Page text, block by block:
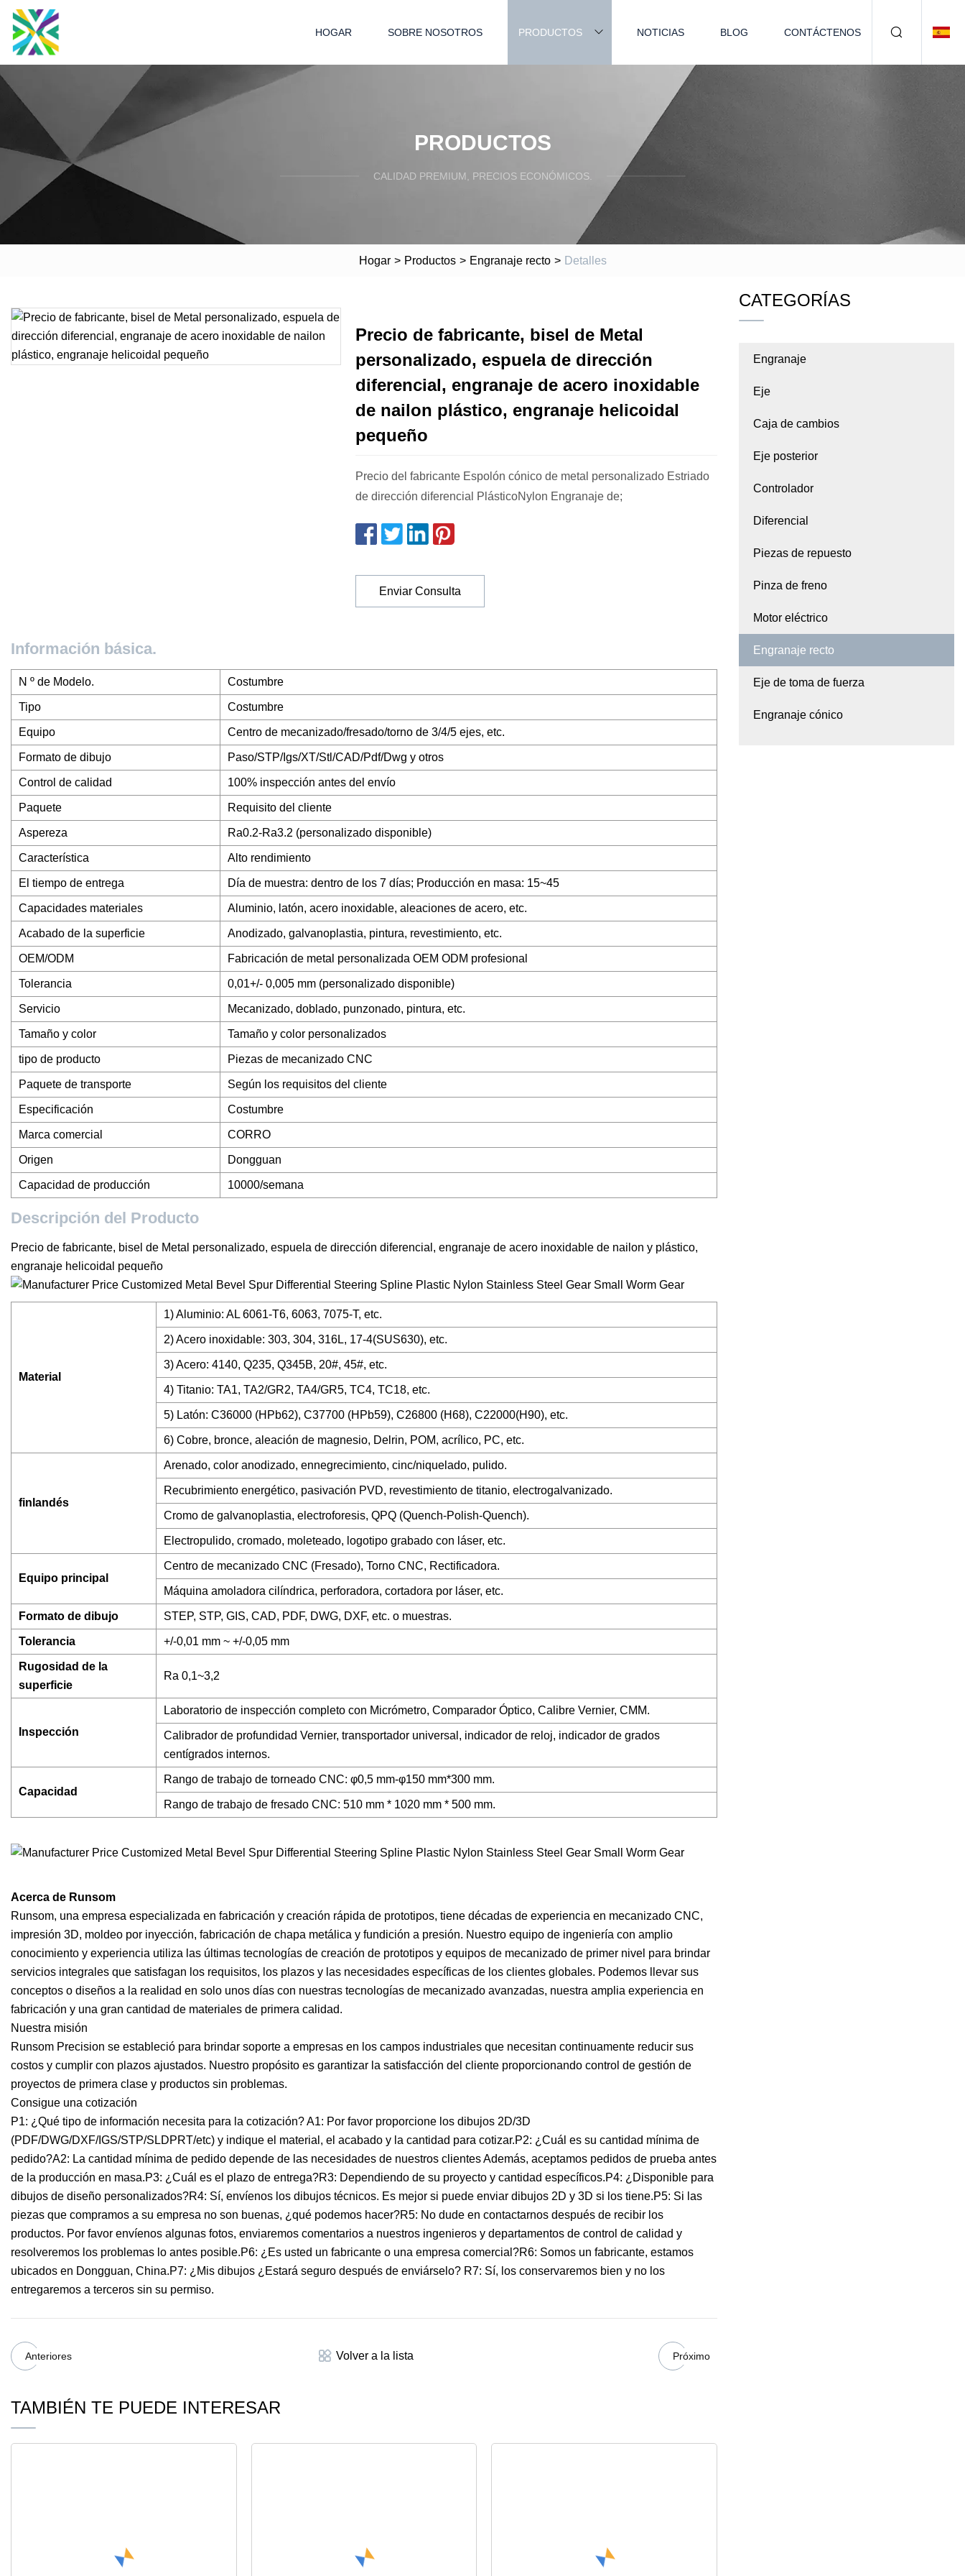
HOGAR SOBRE NOSOTROS PRODUCTOS NOTICIAS BLOG CONTÁCTENOS
PRODUCTOS
CALIDAD PREMIUM, PRECIOS ECONÓMICOS.
Hogar > Productos > Engranaje recto > Detalles
Precio de fabricante, bisel de Metal
personalizado, espuela de dirección
diferencial, engranaje de acero inoxidable
de nailon plástico, engranaje helicoidal
pequeño
Precio del fabricante Espolón cónico de metal personalizado Estriado
de dirección diferencial PlásticoNylon Engranaje de;
Enviar Consulta
Información básica.
N º de Modelo. Costumbre
Tipo Costumbre
Equipo Centro de mecanizado/fresado/torno de 3/4/5 ejes, etc.
Formato de dibujo Paso/STP/Igs/XT/Stl/CAD/Pdf/Dwg y otros
Control de calidad 100% inspección antes del envío
Paquete Requisito del cliente
Aspereza Ra0.2-Ra3.2 (personalizado disponible)
Característica Alto rendimiento
El tiempo de entrega Día de muestra: dentro de los 7 días; Producción en masa: 15~45
Capacidades materiales Aluminio, latón, acero inoxidable, aleaciones de acero, etc.
Acabado de la superficie Anodizado, galvanoplastia, pintura, revestimiento, etc.
OEM/ODM Fabricación de metal personalizada OEM ODM profesional
Tolerancia 0,01+/- 0,005 mm (personalizado disponible)
Servicio Mecanizado, doblado, punzonado, pintura, etc.
Tamaño y color Tamaño y color personalizados
tipo de producto Piezas de mecanizado CNC
Paquete de transporte Según los requisitos del cliente
Especificación Costumbre
Marca comercial CORRO
Origen Dongguan
Capacidad de producción 10000/semana
Descripción del Producto
Precio de fabricante, bisel de Metal personalizado, espuela de dirección diferencial, engranaje de acero inoxidable de nailon y plástico,
engranaje helicoidal pequeño
Material
1) Aluminio: AL 6061-T6, 6063, 7075-T, etc.
2) Acero inoxidable: 303, 304, 316L, 17-4(SUS630), etc.
3) Acero: 4140, Q235, Q345B, 20#, 45#, etc.
4) Titanio: TA1, TA2/GR2, TA4/GR5, TC4, TC18, etc.
5) Latón: C36000 (HPb62), C37700 (HPb59), C26800 (H68), C22000(H90), etc.
6) Cobre, bronce, aleación de magnesio, Delrin, POM, acrílico, PC, etc.
finlandés
Arenado, color anodizado, ennegrecimiento, cinc/niquelado, pulido.
Recubrimiento energético, pasivación PVD, revestimiento de titanio, electrogalvanizado.
Cromo de galvanoplastia, electroforesis, QPQ (Quench-Polish-Quench).
Electropulido, cromado, moleteado, logotipo grabado con láser, etc.
Equipo principal
Centro de mecanizado CNC (Fresado), Torno CNC, Rectificadora.
Máquina amoladora cilíndrica, perforadora, cortadora por láser, etc.
Formato de dibujo STEP, STP, GIS, CAD, PDF, DWG, DXF, etc. o muestras.
Tolerancia +/-0,01 mm ~ +/-0,05 mm
Rugosidad de la
superficie
Ra 0,1~3,2
Inspección
Laboratorio de inspección completo con Micrómetro, Comparador Óptico, Calibre Vernier, CMM.
Calibrador de profundidad Vernier, transportador universal, indicador de reloj, indicador de grados
centígrados internos.
Capacidad
Rango de trabajo de torneado CNC: φ0,5 mm-φ150 mm*300 mm.
Rango de trabajo de fresado CNC: 510 mm * 1020 mm * 500 mm.
Acerca de Runsom
Runsom, una empresa especializada en fabricación y creación rápida de prototipos, tiene décadas de experiencia en mecanizado CNC,
impresión 3D, moldeo por inyección, fabricación de chapa metálica y fundición a presión. Nuestro equipo de ingeniería con amplio
conocimiento y experiencia utiliza las últimas tecnologías de creación de prototipos y equipos de mecanizado de primer nivel para brindar
servicios integrales que satisfagan los requisitos, los plazos y las necesidades específicas de los clientes globales. Podemos llevar sus
conceptos o diseños a la realidad en solo unos días con nuestras tecnologías de mecanizado avanzadas, nuestra amplia experiencia en
fabricación y una gran cantidad de materiales de primera calidad.
Nuestra misión
Runsom Precision se estableció para brindar soporte a empresas en los campos industriales que necesitan continuamente reducir sus
costos y cumplir con plazos ajustados. Nuestro propósito es garantizar la satisfacción del cliente proporcionando control de gestión de
proyectos de primera clase y productos sin problemas.
Consigue una cotización
P1: ¿Qué tipo de información necesita para la cotización? A1: Por favor proporcione los dibujos 2D/3D
(PDF/DWG/DXF/IGS/STP/SLDPRT/etc) y indique el material, el acabado y la cantidad para cotizar.P2: ¿Cuál es su cantidad mínima de
pedido?A2: La cantidad mínima de pedido depende de las necesidades de nuestros clientes Además, aceptamos pedidos de prueba antes
de la producción en masa.P3: ¿Cuál es el plazo de entrega?R3: Dependiendo de su proyecto y cantidad específicos.P4: ¿Disponible para
dibujos de diseño personalizados?R4: Sí, envíenos los dibujos técnicos. Es mejor si puede enviar dibujos 2D y 3D si los tiene.P5: Si las
piezas que compramos a su empresa no son buenas, ¿qué podemos hacer?R5: No dude en contactarnos después de recibir los
productos. Por favor envíenos algunas fotos, enviaremos comentarios a nuestros ingenieros y departamentos de control de calidad y
resolveremos los problemas lo antes posible.P6: ¿Es usted un fabricante o una empresa comercial?R6: Somos un fabricante, estamos
ubicados en Dongguan, China.P7: ¿Mis dibujos ¿Estará seguro después de enviárselo? R7: Sí, los conservaremos bien y no los
entregaremos a terceros sin su permiso.
Anteriores Volver a la lista Próximo
TAMBIÉN TE PUEDE INTERESAR
CATEGORÍAS
Engranaje
Eje
Caja de cambios
Eje posterior
Controlador
Diferencial
Piezas de repuesto
Pinza de freno
Motor eléctrico
Engranaje recto
Eje de toma de fuerza
Engranaje cónico